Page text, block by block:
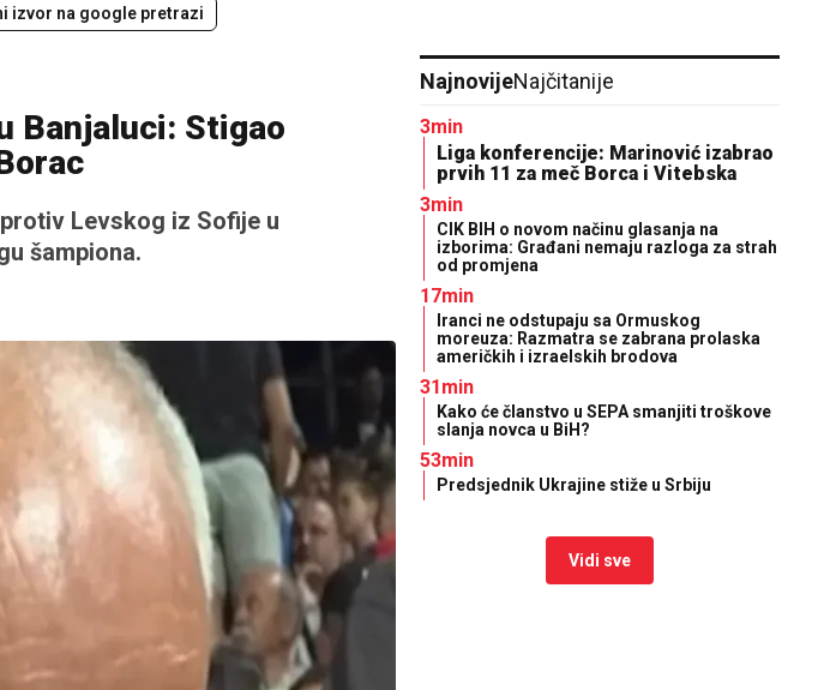
izvor na google pretrazi
Banjaluci: Stigao
Levskog iz Sofije u
šampiona.
NajnovijeNajčitanije
3min
Liga konferencije: Marinović izabrao
prvih 11 za meč Borca i Vitebska
3min
CIK BIH o novom načinu glasanja na
izborima: Građani nemaju razloga za strah
od promjena
17min
Iranci ne odstupaju sa Ormuskog
moreuza: Razmatra se zabrana prolaska
američkih i izraelskih brodova
31min
Kako će članstvo u SEPA smanjiti troškove
slanja novca u BiH?
53min
Predsjednik Ukrajine stiže u Srbiju
Vidi sve